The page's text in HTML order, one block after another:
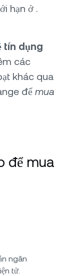
hạn ở .
tín dụng
các
khác qua
để mua
để mua
ngân
tử.